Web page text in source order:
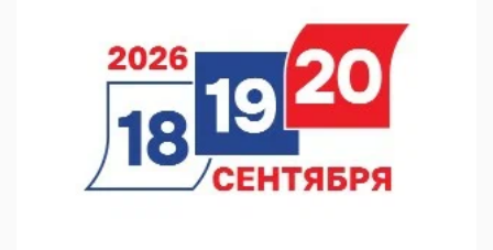
07.08.2026 12:04
В Нижегородской области созданы четыре ММЦ
07.08.2026 11:46